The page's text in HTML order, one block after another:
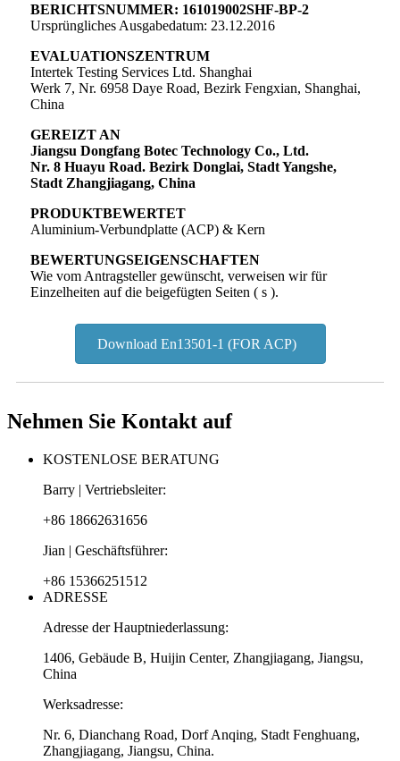
BERICHTSNUMMER: 161019002SHF-BP-2
Ursprüngliches Ausgabedatum: 23.12.2016
EVALUATIONSZENTRUM
Intertek Testing Services Ltd. Shanghai
Werk 7, Nr. 6958 Daye Road, Bezirk Fengxian, Shanghai,
China
GEREIZT AN
Jiangsu Dongfang Botec Technology Co., Ltd.
Nr. 8 Huayu Road. Bezirk Donglai, Stadt Yangshe,
Stadt Zhangjiagang, China
PRODUKTBEWERTET
Aluminium-Verbundplatte (ACP) & Kern
BEWERTUNGSEIGENSCHAFTEN
Wie vom Antragsteller gewünscht, verweisen wir für
Einzelheiten auf die beigefügten Seiten ( s ).
Download En13501-1 (FOR ACP)
Nehmen Sie Kontakt auf
KOSTENLOSE BERATUNG
Barry | Vertriebsleiter:
+86 18662631656
Jian | Geschäftsführer:
+86 15366251512
ADRESSE
Adresse der Hauptniederlassung:
1406, Gebäude B, Huijin Center, Zhangjiagang, Jiangsu,
China
Werksadresse:
Nr. 6, Dianchang Road, Dorf Anqing, Stadt Fenghuang,
Zhangjiagang, Jiangsu, China.